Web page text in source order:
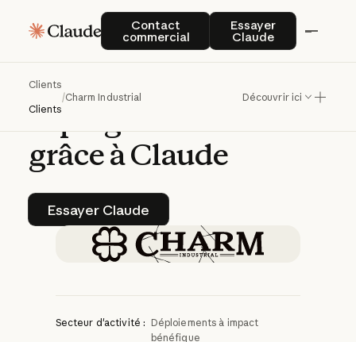
Contact
commercial
Contact commercial
Essayer
Claude
Essayer Claude
Clients
Clients
/Charm Industrial Découvrir ici
CharmIndustrial
accélèreses
opérations
captage
grâceàClaude
Essayer Claude
Essayer Claude
Secteur d'activité : Déploiements à impact
bénéfique